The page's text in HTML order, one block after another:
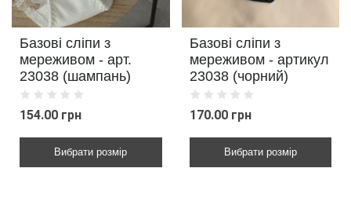
Базові сліпи з
мереживом - арт.
23038 (шампань)
154.00 грн
Вибрати розмір
Базові сліпи з
мереживом - артикул
23038 (чорний)
170.00 грн
Вибрати розмір